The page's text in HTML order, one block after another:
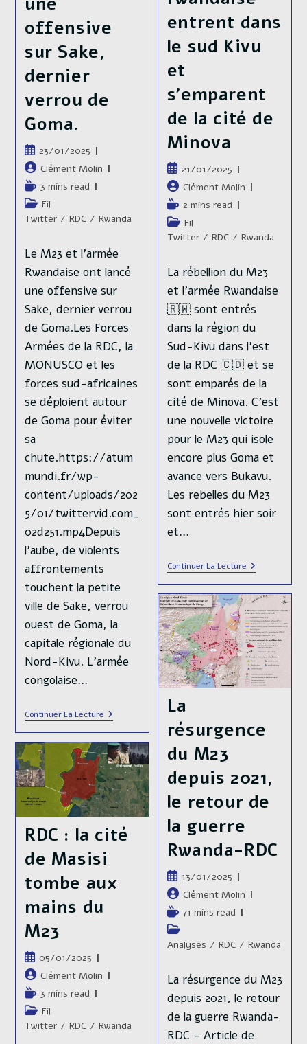
offensive
sur Sake,
dernier
verrou de
Goma.
Publication
publiée :
23/01/2025
Auteur/autrice
de
la
publication :
Clément Molin
Temps
de
lecture :
3 mins read
Post
category:
Fil
Twitter / RDC / Rwanda
Le M23 et l'armée
Rwandaise ont lancé
une offensive sur
Sake, dernier verrou
de Goma.Les Forces
Armées de la RDC, la
MONUSCO et les
forces sud-africaines
se déploient autour
de Goma pour éviter
sa
chute.https://atum
mundi.fr/wp-
content/uploads/202
5/01/twittervid.com_
02d251.mp4Depuis
l'aube, de violents
affrontements
touchent la petite
ville de Sake, verrou
ouest de Goma, la
capitale régionale du
Nord-Kivu. L'armée
congolaise…
Continuer La LectureRDC
:le
M23
Et
L’armée
Rwandaise
Ont
Lancé
Une
Offensive
Sake,
Verrou
De
Goma.
entrent dans
le sud Kivu
et
s’emparent
de la cité de
Minova
Publication
publiée :
21/01/2025
Auteur/autrice
de
la
publication :
Clément Molin
Temps
de
lecture :
2 mins read
Post
category:
Fil
Twitter / RDC / Rwanda
La rébellion du M23
et l'armée Rwandaise
🇷🇼 sont entrés
dans la région du
Sud-Kivu dans l'est
de la RDC 🇨🇩 et se
sont emparés de la
cité de Minova. C'est
une nouvelle victoire
pour le M23 qui isole
encore plus Goma et
avance vers Bukavu.
Les rebelles du M23
sont entrés hier soir
et…
Continuer La LectureLe
M23
Et
L’armée
Rwandaise
Entrent
Dans
Le
Sud
Kivu
Et
S’emparent
De
La
résurgence
du M23
depuis 2021,
le retour de
la guerre
Rwanda-RDC
Publication
publiée :
13/01/2025
Auteur/autrice
de
la
publication :
Clément Molin
Temps
de
lecture :
71 mins read
Post
category:
Analyses / RDC / Rwanda
La résurgence du M23
depuis 2021, le retour
de la guerre Rwanda-
RDC - Article de
RDC : la cité
de Masisi
tombe aux
mains du
M23
Publication
publiée :
05/01/2025
Auteur/autrice
de
la
publication :
Clément Molin
Temps
de
lecture :
3 mins read
Post
category:
Fil
Twitter / RDC / Rwanda